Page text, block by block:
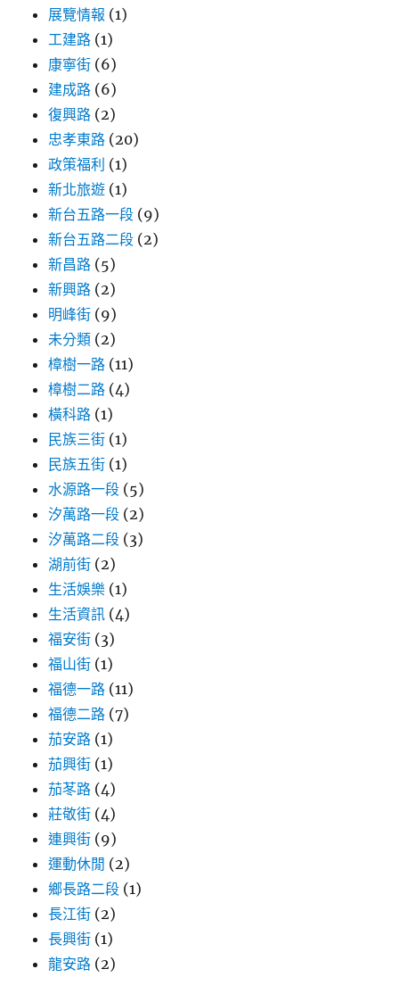
展覽情報 (1)
工建路 (1)
康寧街 (6)
建成路 (6)
復興路 (2)
忠孝東路 (20)
政策福利 (1)
新北旅遊 (1)
新台五路一段 (9)
新台五路二段 (2)
新昌路 (5)
新興路 (2)
明峰街 (9)
未分類 (2)
樟樹一路 (11)
樟樹二路 (4)
橫科路 (1)
民族三街 (1)
民族五街 (1)
水源路一段 (5)
汐萬路一段 (2)
汐萬路二段 (3)
湖前街 (2)
生活娛樂 (1)
生活資訊 (4)
福安街 (3)
福山街 (1)
福德一路 (11)
福德二路 (7)
茄安路 (1)
茄興街 (1)
茄苳路 (4)
莊敬街 (4)
連興街 (9)
運動休閒 (2)
鄉長路二段 (1)
長江街 (2)
長興街 (1)
龍安路 (2)